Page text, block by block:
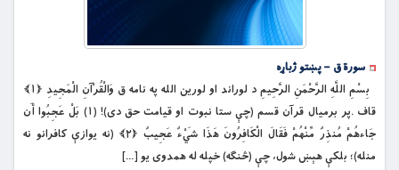
سورة ق – پښتو ژباړه
بِسْمِ اللَّهِ الرَّحْمَنِ الرَّحِيمِ د لوراند او لورين الله په نامه ق وَالْقُرْآنِ الْمَجِيدِ ﴿۱﴾
قاف .پر برمیال ‏قرآن قسم (چې ستا نبوت او قيامت حق دى)! (۱) بَلْ عَجِبُوا أَن
جَاءهُمْ مُنذِرٌ مِّنْهُمْ فَقَالَ الْكَافِرُونَ هَذَا شَيْءٌ عَجِيبٌ ﴿۲﴾ (نه يوازې کافرانو نه
منله)؛ بلكې هېښ شول، چې (څنګه) خپله له همدوی يو […]